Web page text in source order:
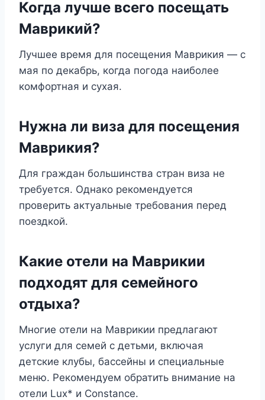
Когда лучше всего посещать
Маврикий?
Лучшее время для посещения Маврикия — с
мая по декабрь, когда погода наиболее
комфортная и сухая.
Нужна ли виза для посещения
Маврикия?
Для граждан большинства стран виза не
требуется. Однако рекомендуется
проверить актуальные требования перед
поездкой.
Какие отели на Маврикии
подходят для семейного
отдыха?
Многие отели на Маврикии предлагают
услуги для семей с детьми, включая
детские клубы, бассейны и специальные
меню. Рекомендуем обратить внимание на
отели Lux* и Constance.